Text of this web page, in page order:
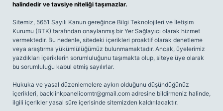
halindedir ve tavsiye niteliği taşımazlar.
Sitemiz, 5651 Sayılı Kanun gereğince Bilgi Teknolojileri ve İletişim
Kurumu (BTK) tarafından onaylanmış bir Yer Sağlayıcı olarak hizmet
vermektedir. Bu nedenle, sitedeki içerikleri proaktif olarak denetleme
veya araştırma yükümlülüğümüz bulunmamaktadır. Ancak, üyelerimiz
yazdıkları içeriklerin sorumluluğunu taşımakta olup, siteye üye olarak
bu sorumluluğu kabul etmiş sayılırlar.
Hukuka ve yasal düzenlemelere aykırı olduğunu düşündüğünüz
içerikleri, backlinkpanelicomtr@gmail.com adresine bildirmeniz halinde,
ilgili içerikler yasal süre içerisinde sitemizden kaldırılacaktır.